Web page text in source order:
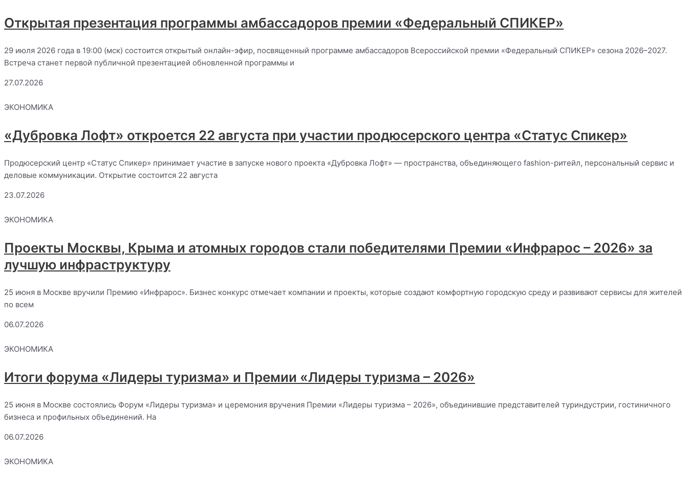
Открытая презентация программы амбассадоров премии «Федеральный СПИКЕР»
29 июля 2026 года в 19:00 (мск) состоится открытый онлайн-эфир, посвященный программе амбассадоров Всероссийской премии «Федеральный СПИКЕР» сезона 2026–2027.
Встреча станет первой публичной презентацией обновленной программы и
27.07.2026
ЭКОНОМИКА
«Дубровка Лофт» откроется 22 августа при участии продюсерского центра «Статус Спикер»
Продюсерский центр «Статус Спикер» принимает участие в запуске нового проекта «Дубровка Лофт» — пространства, объединяющего fashion-ритейл, персональный сервис и
деловые коммуникации. Открытие состоится 22 августа
23.07.2026
ЭКОНОМИКА
Проекты Москвы, Крыма и атомных городов стали победителями Премии «Инфрарос – 2026» за
лучшую инфраструктуру
25 июня в Москве вручили Премию «Инфрарос». Бизнес конкурс отмечает компании и проекты, которые создают комфортную городскую среду и развивают сервисы для жителей
по всем
06.07.2026
ЭКОНОМИКА
Итоги форума «Лидеры туризма» и Премии «Лидеры туризма – 2026»
25 июня в Москве состоялись Форум «Лидеры туризма» и церемония вручения Премии «Лидеры туризма – 2026», объединившие представителей туриндустрии, гостиничного
бизнеса и профильных объединений. На
06.07.2026
ЭКОНОМИКА